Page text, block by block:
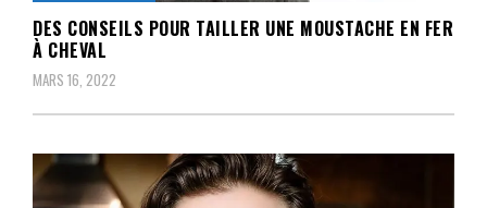
DES CONSEILS POUR TAILLER UNE MOUSTACHE EN FER
À CHEVAL
MARS 16, 2022